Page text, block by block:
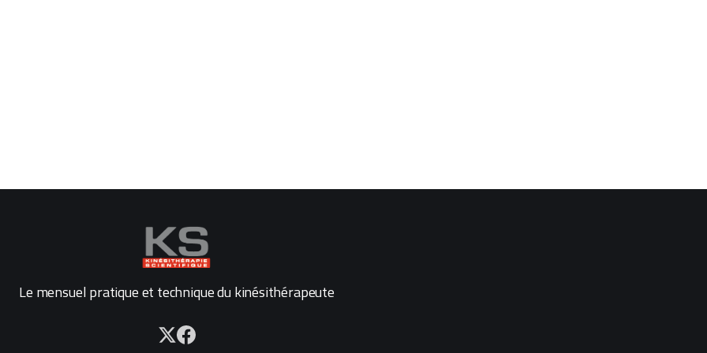
Le mensuel pratique et technique du kinésithérapeute